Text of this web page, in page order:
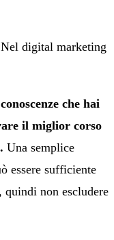
digital marketing
che hai
il miglior corso
Una semplice
essere sufficiente
non escludere